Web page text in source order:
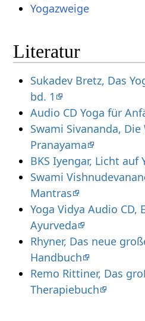
Yogazweige
Literatur
Sukadev Bretz, Das
bd. 1
Audio CD Yoga für
Swami Sivananda,
Pranayama
BKS Iyengar, Licht auf
Swami
Mantras
Yoga Vidya Audio CD,
Ayurveda
Rhyner, Das neue
Handbuch
Remo Rittiner, Das
Therapiebuch